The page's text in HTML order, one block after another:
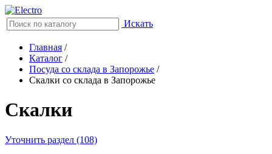
Искать
Главная /
Каталог /
Посуда со склада в Запорожье /
Скалки со склада в Запорожье
Скалки
Уточнить раздел (108)